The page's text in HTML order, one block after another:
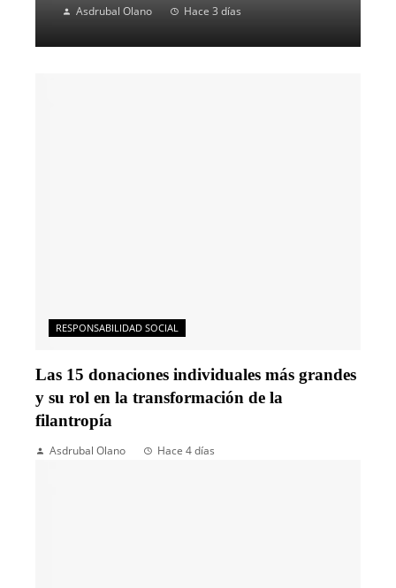
Asdrubal Olano Hace 3 días
RESPONSABILIDAD SOCIAL
Las 15 donaciones individuales más grandes
y su rol en la transformación de la
filantropía
Asdrubal Olano Hace 4 días